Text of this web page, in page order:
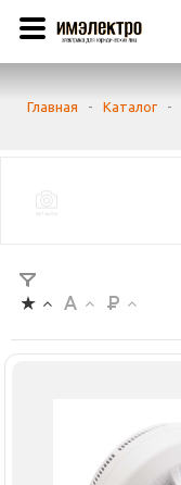
Главная - Каталог -